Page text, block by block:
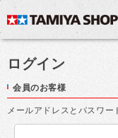
ログイン
会員のお客様
メールアドレスとパスワー